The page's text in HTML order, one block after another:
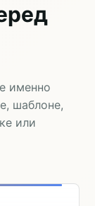
именно
шаблоне,
или